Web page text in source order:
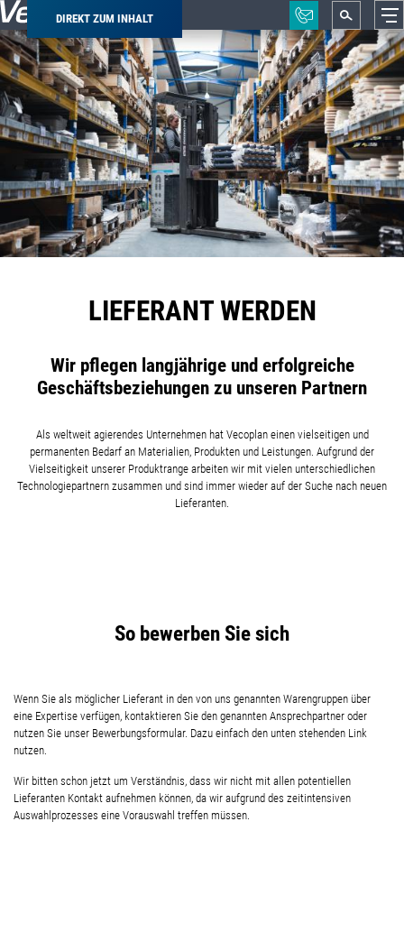
DIREKT ZUM INHALT
Pfadnavigation
LIEFERANT WERDEN
Wir pflegen langjährige und erfolgreiche
Geschäftsbeziehungen zu unseren Partnern
Als weltweit agierendes Unternehmen hat Vecoplan einen vielseitigen und
permanenten Bedarf an Materialien, Produkten und Leistungen. Aufgrund der
Vielseitigkeit unserer Produktrange arbeiten wir mit vielen unterschiedlichen
Technologiepartnern zusammen und sind immer wieder auf der Suche nach neuen
Lieferanten.
So bewerben Sie sich
Wenn Sie als möglicher Lieferant in den von uns genannten Warengruppen über
eine Expertise verfügen, kontaktieren Sie den genannten Ansprechpartner oder
nutzen Sie unser Bewerbungsformular. Dazu einfach den unten stehenden Link
nutzen.
Wir bitten schon jetzt um Verständnis, dass wir nicht mit allen potentiellen
Lieferanten Kontakt aufnehmen können, da wir aufgrund des zeitintensiven
Auswahlprozesses eine Vorauswahl treffen müssen.